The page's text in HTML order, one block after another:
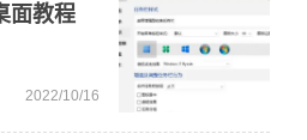
面教程
2022/10/16